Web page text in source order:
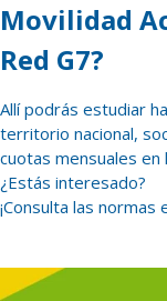
Movilidad
Red G7?
Allí podrás estudiar
territorio nacional,
cuotas mensuales en
¿Estás interesado?
¡Consulta las normas